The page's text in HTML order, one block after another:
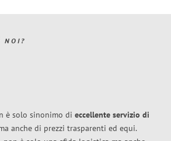
NOI?
è solo sinonimo di eccellente servizio di
anche di prezzi trasparenti ed equi.